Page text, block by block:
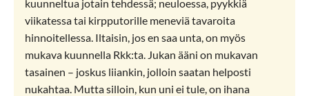
kuunneltua jotain tehdessä; neuloessa, pyykkiä
viikatessa tai kirpputorille meneviä tavaroita
hinnoitellessa. Iltaisin, jos en saa unta, on myös
mukava kuunnella Rkk:ta. Jukan ääni on mukavan
tasainen – joskus liiankin, jolloin saatan helposti
nukahtaa. Mutta silloin, kun uni ei tule, on ihana